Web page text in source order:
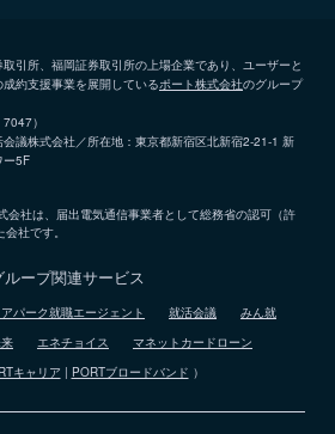
引所、福岡証券取引所の上場企業であり、ユーザーと
約支援事業を展開しているポート株式会社のグループ
）
議株式会社／所在地：東京都新宿区北新宿2-21-1 新
ー5F
会社は、届出電気通信事業者として総務省の認可（許
社です。